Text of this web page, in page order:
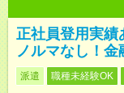
正社員登用実
ノルマなし！金
派遣 職種未経験OK